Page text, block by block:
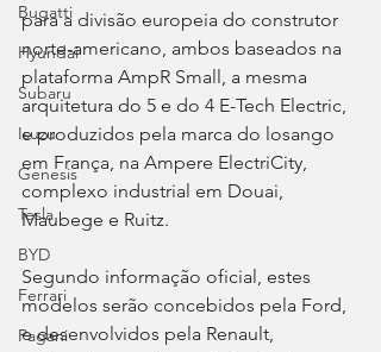
Bugatti
Hyundai
Subaru
Isuzu
Genesis
Tesla
BYD
Ferrari
Pagani
para a divisão europeia do construtor
norte-americano, ambos baseados na
plataforma AmpR Small, a mesma
arquitetura do 5 e do 4 E-Tech Electric,
e produzidos pela marca do losango
em França, na Ampere ElectriCity,
complexo industrial em Douai,
Maubege e Ruitz.
Segundo informação oficial, estes
modelos serão concebidos pela Ford,
e desenvolvidos pela Renault,